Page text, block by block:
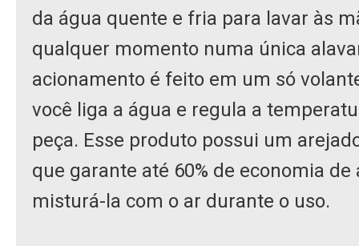
da água quente e fria para lavar às
qualquer momento numa única
acionamento é feito em um só
você liga a água e regula a
peça. Esse produto possui um
que garante até 60% de economia de
misturá-la com o ar durante o uso.